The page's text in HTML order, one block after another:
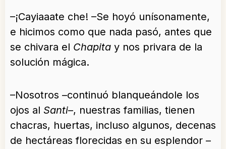
–¡Cayiaaate che! –Se hoyó unísonamente,
e hicimos como que nada pasó, antes que
se chivara el Chapita y nos privara de la
solución mágica.
–Nosotros –continuó blanqueándole los
ojos al Santi–, nuestras familias, tienen
chacras, huertas, incluso algunos, decenas
de hectáreas florecidas en su esplendor –